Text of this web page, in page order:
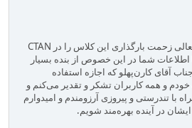
بنده خواهش می‌کنم که جنابعالی زحمت بارگذاری این کلاس را در CTAN
اطلاعات شما در این خصوص از بنده بسیار
آقای کارن‌پهلو که اجازه استفاده
و همه کاربران تشکر و تقدیر می‌کنم و
با تندرستی و پیروزی آرزومندم و امیدوارم
در آینده بهره‌مند شویم.